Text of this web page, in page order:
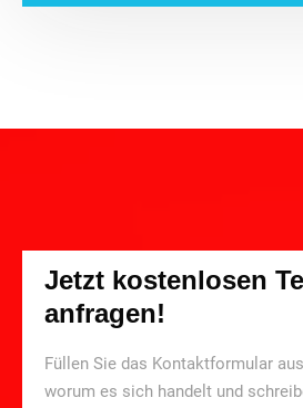
Jetzt kostenlosen
anfragen!
Füllen Sie das Kontaktformular
worum es sich handelt und